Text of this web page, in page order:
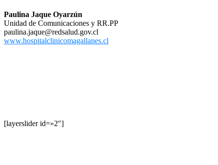
Paulina Jaque Oyarzún
Unidad de Comunicaciones y RR.PP
paulina.jaque@redsalud.gov.cl
www.hospitalclinicomagallanes.cl
[layerslider id=»2″]